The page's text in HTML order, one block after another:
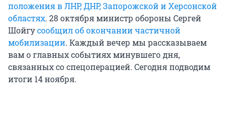
положения в ЛНР, ДНР, Запорожской и Херсонской
областях. 28 октября министр обороны Сергей
Шойгусообщил об окончании частичной
мобилизации. Каждый вечер мы рассказываем
вам о главных событиях минувшего дня,
связанных со спецоперацией. Сегодня подводим
итоги 14 ноября.